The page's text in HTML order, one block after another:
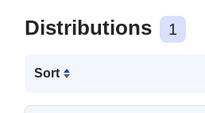
Distributions 1
Sort